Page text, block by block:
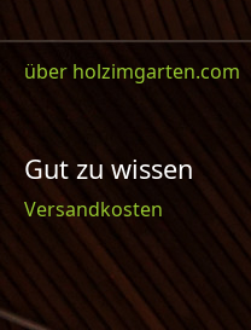
über holzimgarten.com
Gut zu wissen
Versandkosten